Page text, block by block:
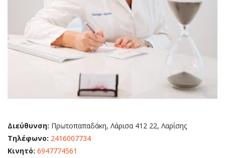
Διεύθυνση: Πρωτοπαπαδάκη, Λάρισα 412 22, Λαρίσης
Τηλέφωνο: 2416007734
Κινητό: 6947774561